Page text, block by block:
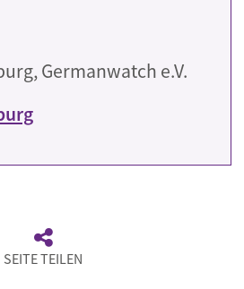
Germanwatch e.V.
SEITE TEILEN